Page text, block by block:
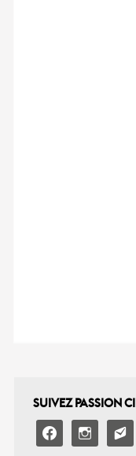
SUIVEZ PASSION
facebookinstagramemail-
alt2